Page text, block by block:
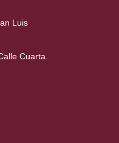
Luis
Cuarta.